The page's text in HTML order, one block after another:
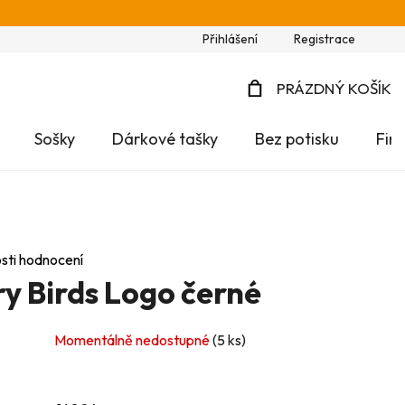
Přihlášení Registrace
PRÁZDNÝ KOŠÍK
Sošky Dárkové tašky Bez potisku
hodnocení
Birds Logo černé
Momentálně nedostupné(5 ks)